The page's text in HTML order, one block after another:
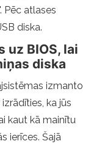
Pēc atlases
diska.
uz BIOS, lai
diska
izmanto
ka jūs
kaut kā mainītu
ierīces. Šajā